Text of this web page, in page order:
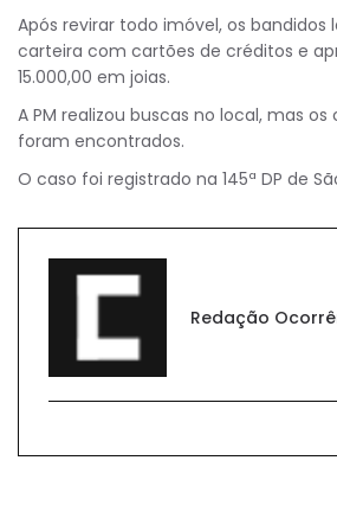
Após revirar todo imóvel, os bandidos
carteira com cartões de créditos e
15.000,00 em joias.
A PM realizou buscas no local, mas os
foram encontrados.
O caso foi registrado na 145ª DP de
Redação